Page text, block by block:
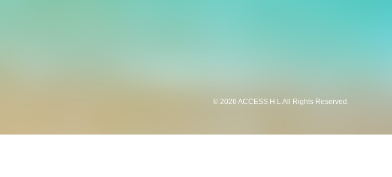
© 2026 ACCESS H.L All Rights Reserved.